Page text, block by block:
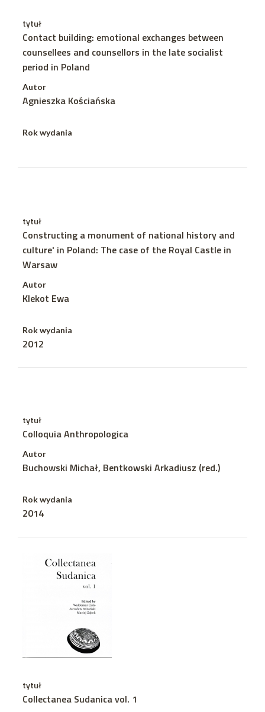
tytuł
Contact building: emotional exchanges between
counsellees and counsellors in the late socialist
period in Poland
Autor
Agnieszka Kościańska
Rok wydania
tytuł
Constructing a monument of national history and
culture' in Poland: The case of the Royal Castle in
Warsaw
Autor
Klekot Ewa
Rok wydania
2012
tytuł
Colloquia Anthropologica
Autor
Buchowski Michał, Bentkowski Arkadiusz (red.)
Rok wydania
2014
tytuł
Collectanea Sudanica vol. 1